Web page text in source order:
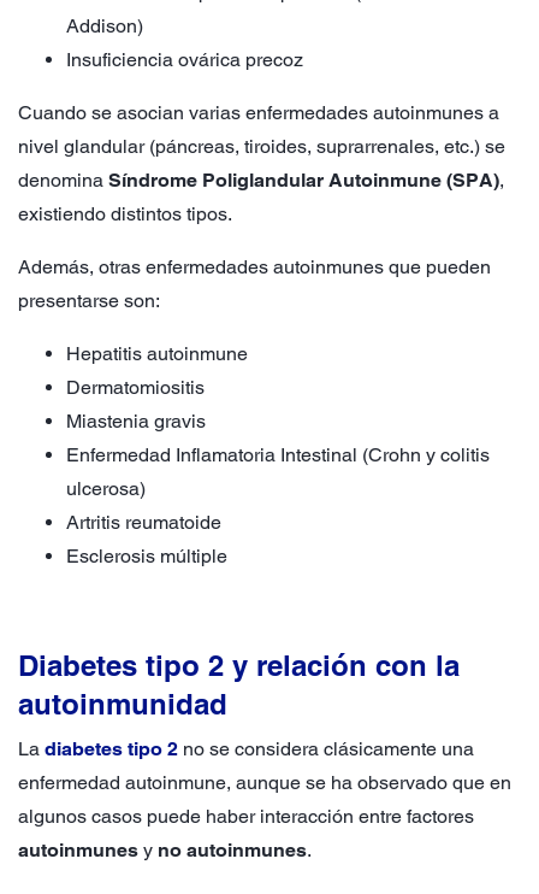
Addison)
Insuficiencia ovárica precoz
Cuando se asocian varias enfermedades autoinmunes a
nivel glandular (páncreas, tiroides, suprarrenales, etc.) se
denomina Síndrome Poliglandular Autoinmune (SPA),
existiendo distintos tipos.
Además, otras enfermedades autoinmunes que pueden
presentarse son:
Hepatitis autoinmune
Dermatomiositis
Miastenia gravis
Enfermedad Inflamatoria Intestinal (Crohn y colitis
ulcerosa)
Artritis reumatoide
Esclerosis múltiple
Diabetes tipo 2 y relación con la
autoinmunidad
La diabetes tipo 2 no se considera clásicamente una
enfermedad autoinmune, aunque se ha observado que en
algunos casos puede haber interacción entre factores
autoinmunes y no autoinmunes.